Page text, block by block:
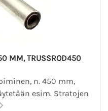
MM, TRUSSROD450
n. 450 mm,
esim. Stratojen